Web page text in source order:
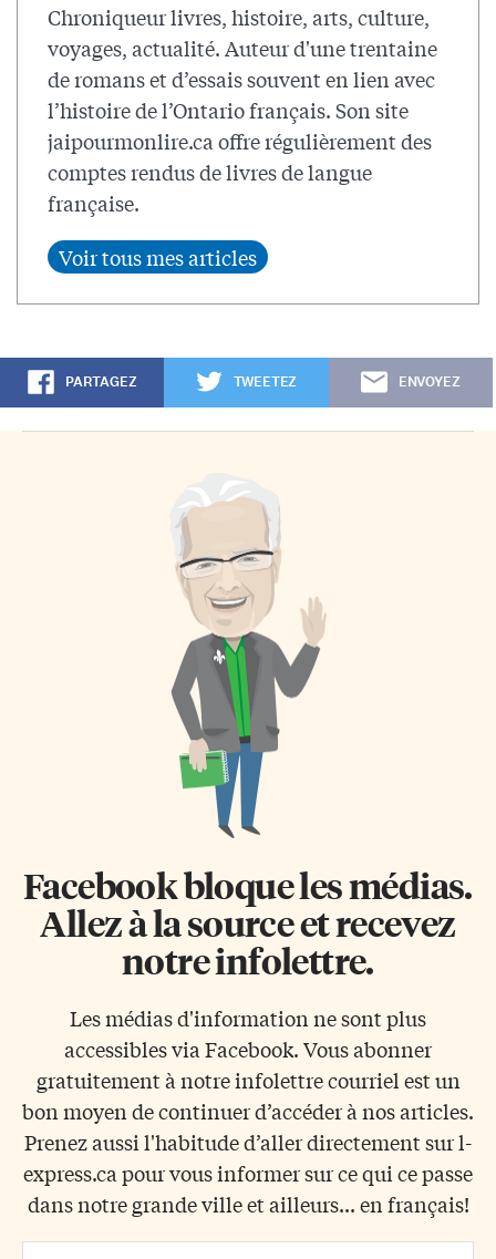
Chroniqueur livres, histoire, arts, culture,
voyages, actualité. Auteur d'une trentaine
de romans et d’essais souvent en lien avec
l’histoire de l’Ontario français. Son site
jaipourmonlire.ca offre régulièrement des
comptes rendus de livres de langue
française.
PARTAGEZ TWEETEZ ENVOYEZ
Facebook bloque les médias.
Allez à la source et recevez
notre infolettre.
Les médias d'information ne sont plus
accessibles via Facebook. Vous abonner
gratuitement à notre infolettre courriel est un
bon moyen de continuer d’accéder à nos articles.
Prenez aussi l'habitude d’aller directement sur l-
express.ca pour vous informer sur ce qui ce passe
dans notre grande ville et ailleurs... en français!